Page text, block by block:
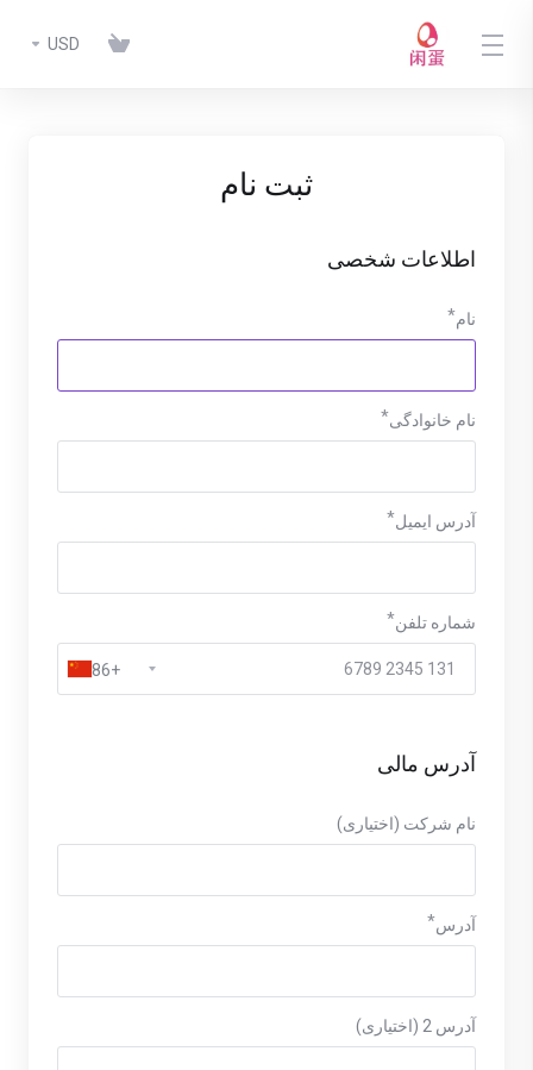
USD
ثبت نام
اطلاعات شخصی
نام
نام خانوادگی
آدرس ایمیل
شماره تلفن
+86
آدرس مالی
نام شرکت (اختیاری)
آدرس
آدرس 2 (اختیاری)